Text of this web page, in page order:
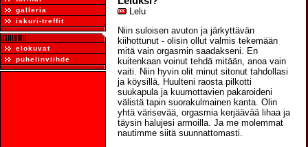
galleria
iskuri-treffit
elokuvat
puhelinviihde
Lelu
Niin suloisen avuton ja järkyttävän
kiihottunut - olisin ollut valmis tekemään
mitä vain orgasmin saadakseni. En
kuitenkaan voinut tehdä mitään, anoa vain
vaiti. Niin hyvin olit minut sitonut tahdollasi
ja köysillä. Huulteni raosta pilkotti
suukapula ja kuumottavien pakaroideni
välistä tapin suorakulmainen kanta. Olin
yhtä värisevää, orgasmia kerjäävää lihaa ja
täysin halujesi armoilla. Ja me molemmat
nautimme siitä suunnattomasti.